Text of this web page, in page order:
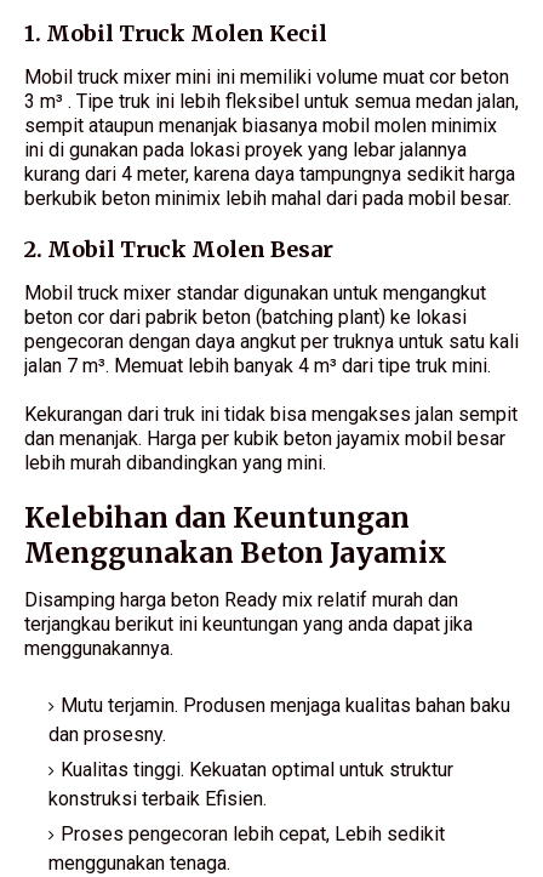
1. Mobil Truck Molen Kecil
Mobil truck mixer mini ini memiliki volume muat cor beton
3 m³ . Tipe truk ini lebih fleksibel untuk semua medan jalan,
sempit ataupun menanjak biasanya mobil molen minimix
ini di gunakan pada lokasi proyek yang lebar jalannya
kurang dari 4 meter, karena daya tampungnya sedikit harga
berkubik beton minimix lebih mahal dari pada mobil besar.
2. Mobil Truck Molen Besar
Mobil truck mixer standar digunakan untuk mengangkut
beton cor dari pabrik beton (batching plant) ke lokasi
pengecoran dengan daya angkut per truknya untuk satu kali
jalan 7 m³. Memuat lebih banyak 4 m³ dari tipe truk mini.
Kekurangan dari truk ini tidak bisa mengakses jalan sempit
dan menanjak. Harga per kubik beton jayamix mobil besar
lebih murah dibandingkan yang mini.
Kelebihan dan Keuntungan
Menggunakan Beton Jayamix
Disamping harga beton Ready mix relatif murah dan
terjangkau berikut ini keuntungan yang anda dapat jika
menggunakannya.
Mutu terjamin. Produsen menjaga kualitas bahan baku
dan prosesny.
Kualitas tinggi. Kekuatan optimal untuk struktur
konstruksi terbaik Efisien.
Proses pengecoran lebih cepat, Lebih sedikit
menggunakan tenaga.